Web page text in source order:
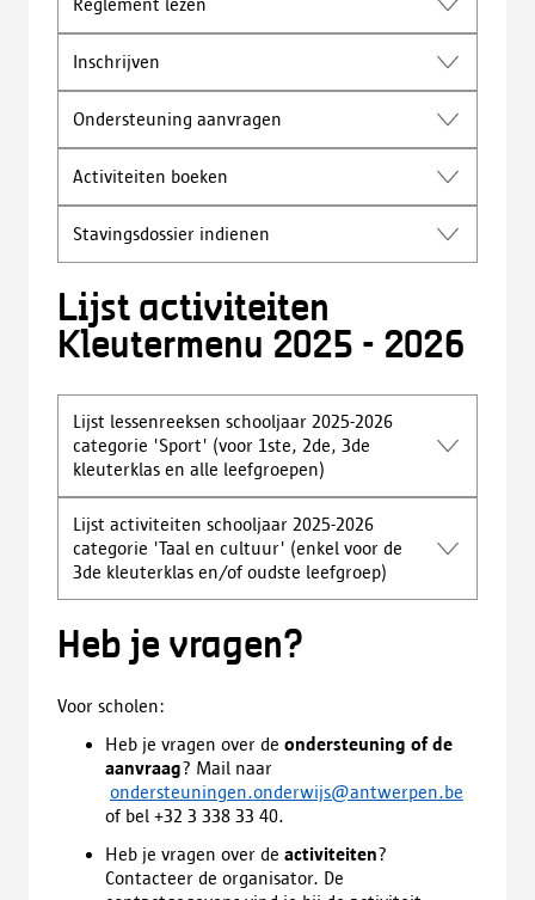
Reglement lezen
Inschrijven
Ondersteuning aanvragen
Activiteiten boeken
Stavingsdossier indienen
Lijst activiteiten
Kleutermenu 2025 - 2026
Lijst lessenreeksen schooljaar 2025-2026
categorie 'Sport' (voor 1ste, 2de, 3de
kleuterklas en alle leefgroepen)
Lijst activiteiten schooljaar 2025-2026
categorie 'Taal en cultuur' (enkel voor de
3de kleuterklas en/of oudste leefgroep)
Heb je vragen?
Voor scholen:
Heb je vragen over de ondersteuning of de
aanvraag? Mail naar
ondersteuningen.onderwijs@antwerpen.be
of bel +32 3 338 33 40.
Heb je vragen over de activiteiten?
Contacteer de organisator. De